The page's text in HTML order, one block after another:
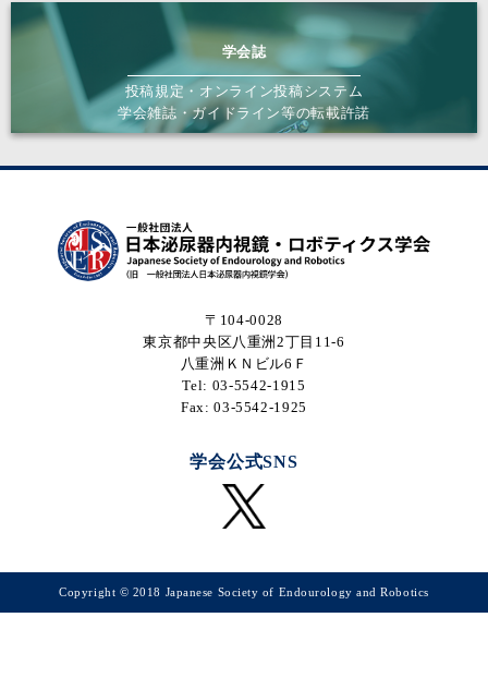
学会誌
投稿規定・オンライン投稿システム
学会雑誌・ガイドライン等の転載許諾
〒104-0028
東京都中央区八重洲2丁目11-6
八重洲ＫＮビル6Ｆ
Tel: 03-5542-1915
Fax: 03-5542-1925
学会公式SNS
Copyright © 2018 Japanese Society of Endourology and Robotics